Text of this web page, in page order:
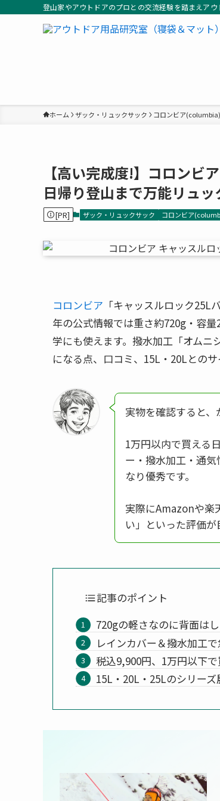
登山家やアウトドアのプロとの交流経験を踏まえア
ホーム ザック・リュックサック コロンビア(columbia)
【高い完成度!】コロンビ
日帰り登山まで万能リュッ
[PR] ザック・リュックサック コロンビア
コロンビア 「キャッスルロック
年の公式情報では重さ約720g・容
学にも使えます。撥水加工「オム
になる点、口コミ、15L・20Lとの
実物を確認すると、
1万円以内で買える
ー・撥水加工・通
なり優秀です。
実際にAmazonや楽
い」といった評価が
記事のポイント
720gの軽さなのに背面は
レインカバー＆撥水加工
税込9,900円、1万円以下
15L・20L・25Lのシリー